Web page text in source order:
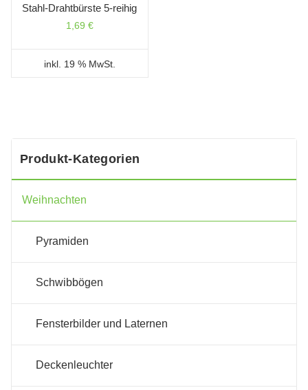
Stahl-Drahtbürste 5-reihig
1,69 €
inkl. 19 % MwSt.
Produkt-Kategorien
Weihnachten
Pyramiden
Schwibbögen
Fensterbilder und Laternen
Deckenleuchter